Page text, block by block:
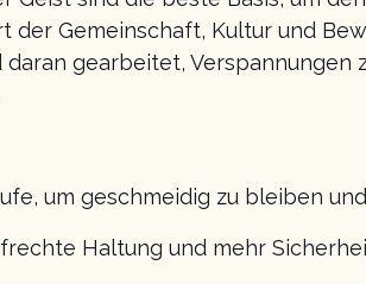
der Gemeinschaft, Kultur und
gearbeitet, Verspannungen
um geschmeidig zu bleiben
Haltung und mehr